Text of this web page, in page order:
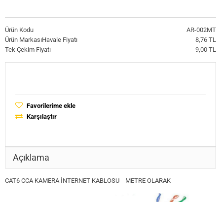
Ürün Kodu
AR-002MT
Ürün MarkasıHavale Fiyatı
8,76 TL
Tek Çekim Fiyatı
9,00 TL
Favorilerime ekle
Karşılaştır
Açıklama
CAT6 CCA KAMERA İNTERNET KABLOSU METRE OLARAK